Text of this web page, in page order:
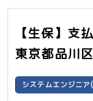
【生保】支
東京都品川
システムエンジニ